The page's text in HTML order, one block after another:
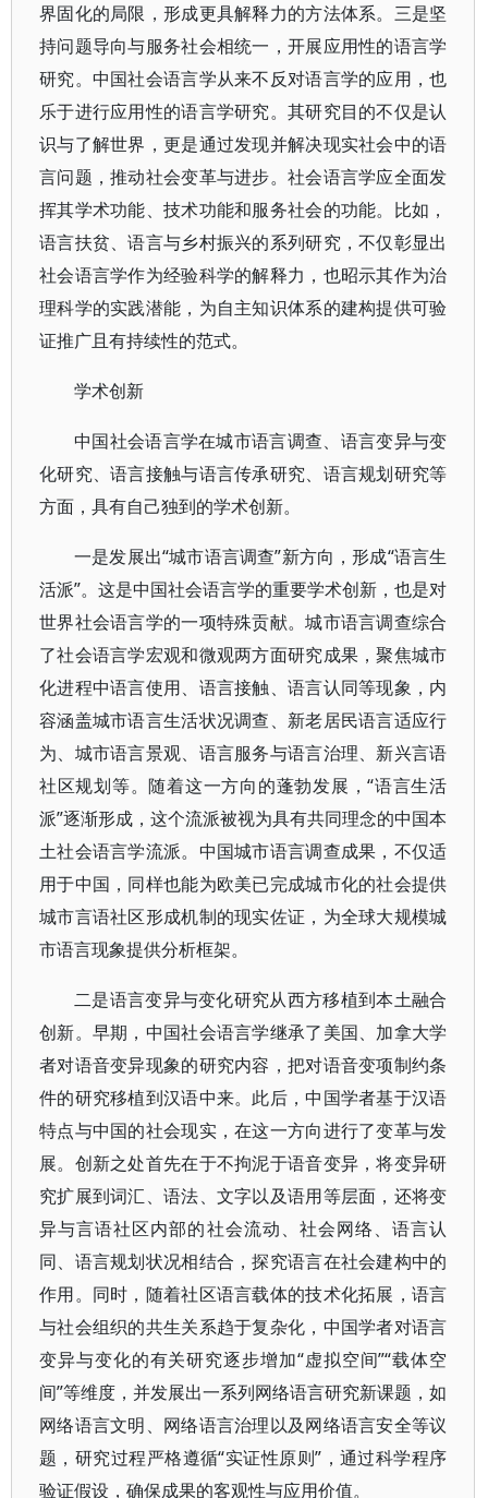
界固化的局限，形成更具解释力的方法体系。三是坚
持问题导向与服务社会相统一，开展应用性的语言学
研究。中国社会语言学从来不反对语言学的应用，也
乐于进行应用性的语言学研究。其研究目的不仅是认
识与了解世界，更是通过发现并解决现实社会中的语
言问题，推动社会变革与进步。社会语言学应全面发
挥其学术功能、技术功能和服务社会的功能。比如，
语言扶贫、语言与乡村振兴的系列研究，不仅彰显出
社会语言学作为经验科学的解释力，也昭示其作为治
理科学的实践潜能，为自主知识体系的建构提供可验
证推广且有持续性的范式。
学术创新
中国社会语言学在城市语言调查、语言变异与变
化研究、语言接触与语言传承研究、语言规划研究等
方面，具有自己独到的学术创新。
一是发展出“城市语言调查”新方向，形成“语言生
活派”。这是中国社会语言学的重要学术创新，也是对
世界社会语言学的一项特殊贡献。城市语言调查综合
了社会语言学宏观和微观两方面研究成果，聚焦城市
化进程中语言使用、语言接触、语言认同等现象，内
容涵盖城市语言生活状况调查、新老居民语言适应行
为、城市语言景观、语言服务与语言治理、新兴言语
社区规划等。随着这一方向的蓬勃发展，“语言生活
派”逐渐形成，这个流派被视为具有共同理念的中国本
土社会语言学流派。中国城市语言调查成果，不仅适
用于中国，同样也能为欧美已完成城市化的社会提供
城市言语社区形成机制的现实佐证，为全球大规模城
市语言现象提供分析框架。
二是语言变异与变化研究从西方移植到本土融合
创新。早期，中国社会语言学继承了美国、加拿大学
者对语音变异现象的研究内容，把对语音变项制约条
件的研究移植到汉语中来。此后，中国学者基于汉语
特点与中国的社会现实，在这一方向进行了变革与发
展。创新之处首先在于不拘泥于语音变异，将变异研
究扩展到词汇、语法、文字以及语用等层面，还将变
异与言语社区内部的社会流动、社会网络、语言认
同、语言规划状况相结合，探究语言在社会建构中的
作用。同时，随着社区语言载体的技术化拓展，语言
与社会组织的共生关系趋于复杂化，中国学者对语言
变异与变化的有关研究逐步增加“虚拟空间”“载体空
间”等维度，并发展出一系列网络语言研究新课题，如
网络语言文明、网络语言治理以及网络语言安全等议
题，研究过程严格遵循“实证性原则”，通过科学程序
验证假设，确保成果的客观性与应用价值。